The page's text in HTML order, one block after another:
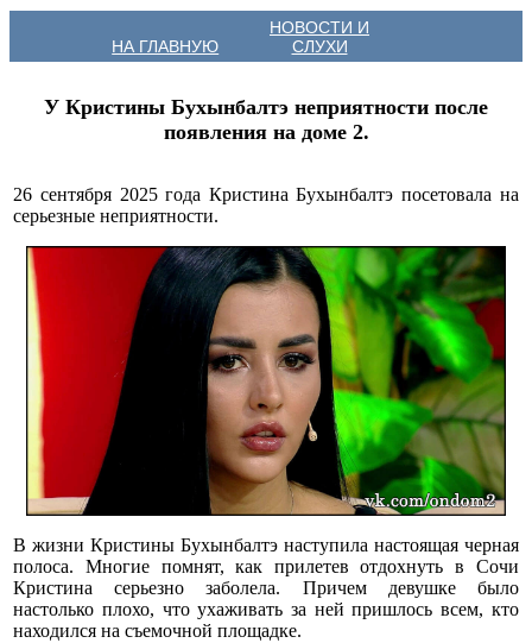
НА ГЛАВНУЮ
НОВОСТИ И
СЛУХИ
У Кристины Бухынбалтэ неприятности после
появления на доме 2.
26 сентября 2025 года Кристина Бухынбалтэ посетовала на
серьезные неприятности.
В жизни Кристины Бухынбалтэ наступила настоящая черная
полоса. Многие помнят, как прилетев отдохнуть в Сочи
Кристина серьезно заболела. Причем девушке было
настолько плохо, что ухаживать за ней пришлось всем, кто
находился на съемочной площадке.